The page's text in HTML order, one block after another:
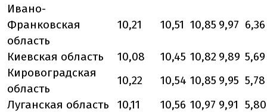
Ивано-
Франковская
область
10,21 10,51 10,85 9,97 6,36
Киевская область 10,08 10,45 10,82 9,89 5,69
Кировоградская
область
10,22 10,54 10,85 9,95 5,78
Луганская область
10,11 10,56 10,97 9,91 5,80